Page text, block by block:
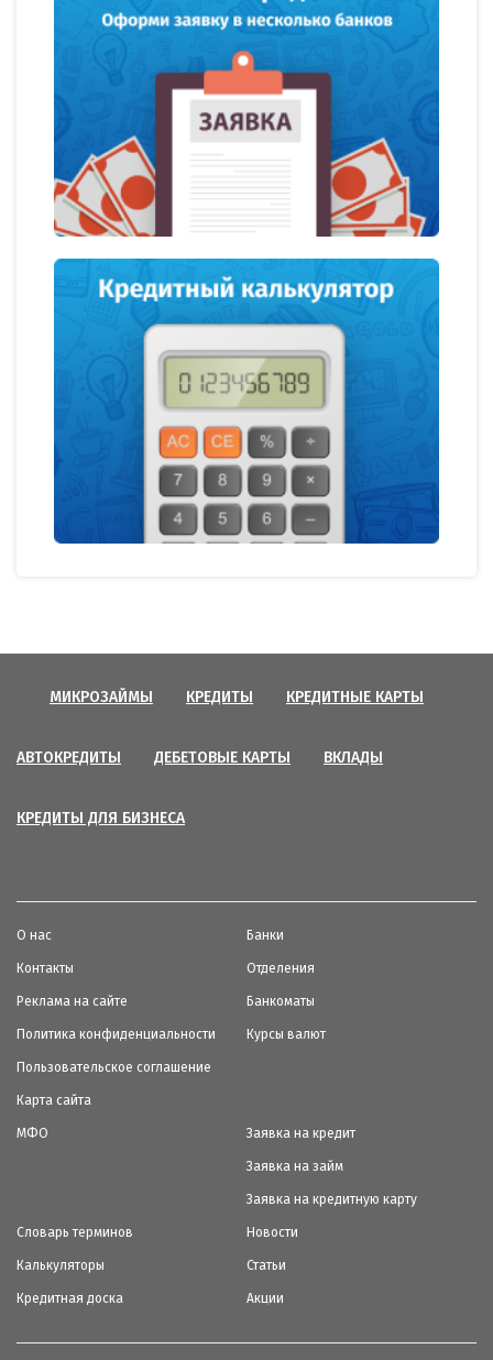
МИКРОЗАЙМЫ КРЕДИТЫ КРЕДИТНЫЕ КАРТЫ
АВТОКРЕДИТЫ ДЕБЕТОВЫЕ КАРТЫ ВКЛАДЫ
КРЕДИТЫ ДЛЯ БИЗНЕСА
О нас
Контакты
Реклама на сайте
Политика конфиденциальности
Пользовательское соглашение
Карта сайта
Банки
Отделения
Банкоматы
Курсы валют
МФО Заявка на кредит
Заявка на займ
Заявка на кредитную карту
Словарь терминов
Калькуляторы
Кредитная доска
Новости
Статьи
Акции